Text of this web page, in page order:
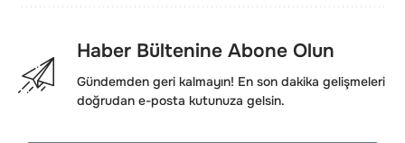
Haber Bültenine Abone Olun
Gündemden geri kalmayın! En son dakika gelişmeleri
doğrudan e-posta kutunuza gelsin.